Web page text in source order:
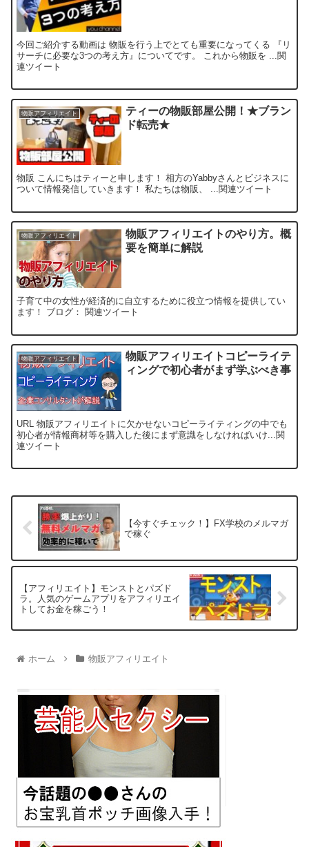
今回ご紹介する動画は 物販を行う上でとても重要になってくる 『リ
サーチに必要な3つの考え方』についてです。 これから物販を ...関
連ツイート
物販アフィリエイト
ティーの物販部屋公開！★ブラン
ド転売★
物販 こんにちはティーと申します！ 相方のYabbyさんとビジネスに
ついて情報発信していきます！ 私たちは物販、 ...関連ツイート
物販アフィリエイト
物販アフィリエイトのやり方。概
要を簡単に解説
子育て中の女性が経済的に自立するために役立つ情報を提供してい
ます！ ブログ： 関連ツイート
物販アフィリエイト
物販アフィリエイトコピーライテ
ィングで初心者がまず学ぶべき事
URL 物販アフィリエイトに欠かせないコピーライティングの中でも
初心者が情報商材等を購入した後にまず意識をしなければいけ...関
連ツイート
【今すぐチェック！】FX学校のメルマガ
で稼ぐ
【アフィリエイト】モンストとパズド
ラ。人気のゲームアプリをアフィリエイ
トしてお金を稼ごう！
ホーム 物販アフィリエイト